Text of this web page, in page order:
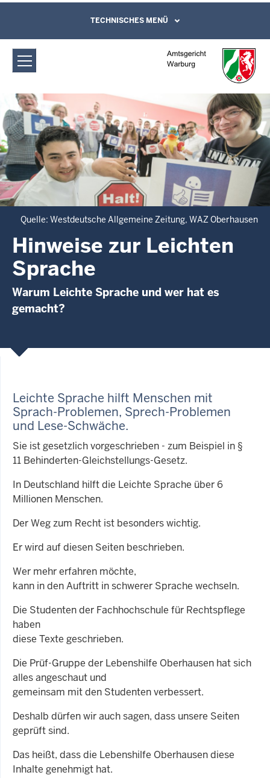
Amtsgericht Warburg: Hinweise zur
Leichten Sprache
Direkt zum Inhalt
Leichte Sprache, Gebärdensprachenvideo
und Kontaktformular
TECHNISCHES MENÜ
Quelle: Westdeutsche Allgemeine Zeitung, WAZ Oberhausen
Hinweise zur Leichten
Sprache
Warum Leichte Sprache und wer hat es
gemacht?
Leichte Sprache hilft Menschen mit
Sprach-Problemen, Sprech-Problemen
und Lese-Schwäche.
Sie ist gesetzlich vorgeschrieben - zum Beispiel in §
11 Behinderten-Gleichstellungs-Gesetz.
In Deutschland hilft die Leichte Sprache über 6
Millionen Menschen.
Der Weg zum Recht ist besonders wichtig.
Er wird auf diesen Seiten beschrieben.
Wer mehr erfahren möchte,
kann in den Auftritt in schwerer Sprache wechseln.
Die Studenten der Fachhochschule für Rechtspflege
haben
diese Texte geschrieben.
Die Prüf-Gruppe der Lebenshilfe Oberhausen hat sich
alles angeschaut und
gemeinsam mit den Studenten verbessert.
Deshalb dürfen wir auch sagen, dass unsere Seiten
geprüft sind.
Das heißt, dass die Lebenshilfe Oberhausen diese
Inhalte genehmigt hat.